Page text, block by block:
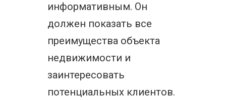
информативным. Он
должен показать все
преимущества объекта
недвижимости и
заинтересовать
потенциальных клиентов.